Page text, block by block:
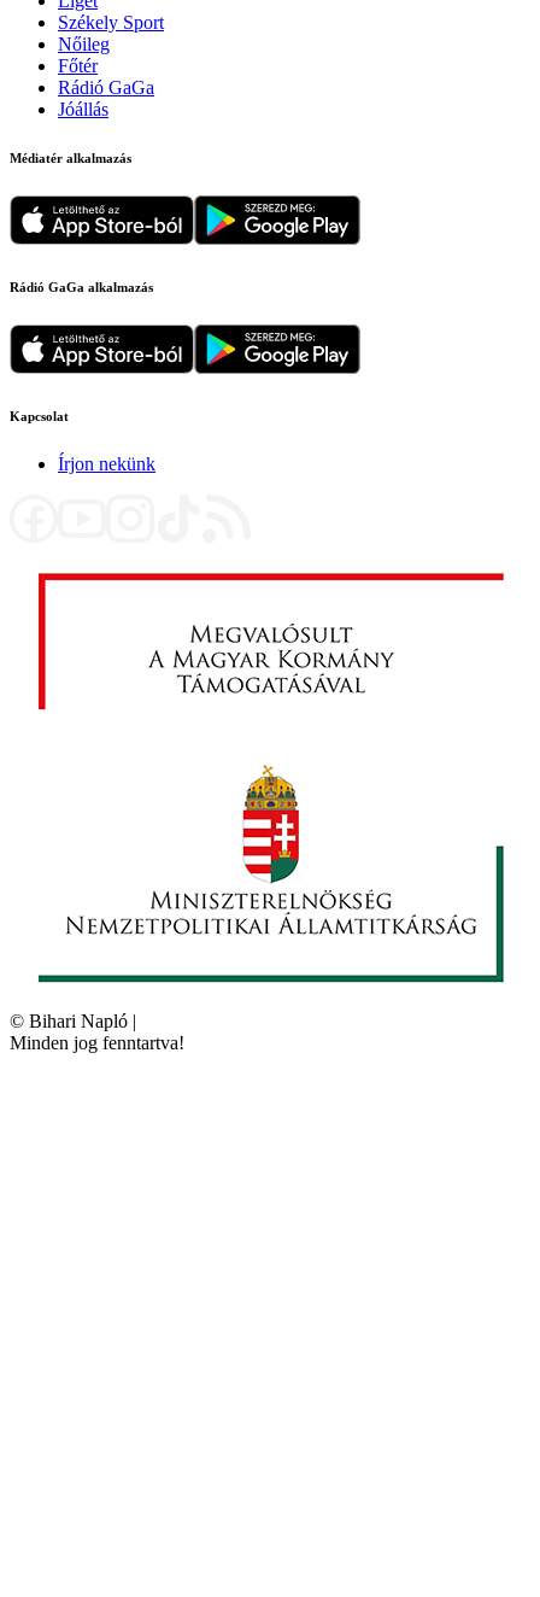
Székely Sport
Nőileg
Főtér
Rádió GaGa
Jóállás
Médiatér alkalmazás
Rádió GaGa alkalmazás
Kapcsolat
Írjon nekünk
© Bihari Napló |
Minden jog fenntartva!